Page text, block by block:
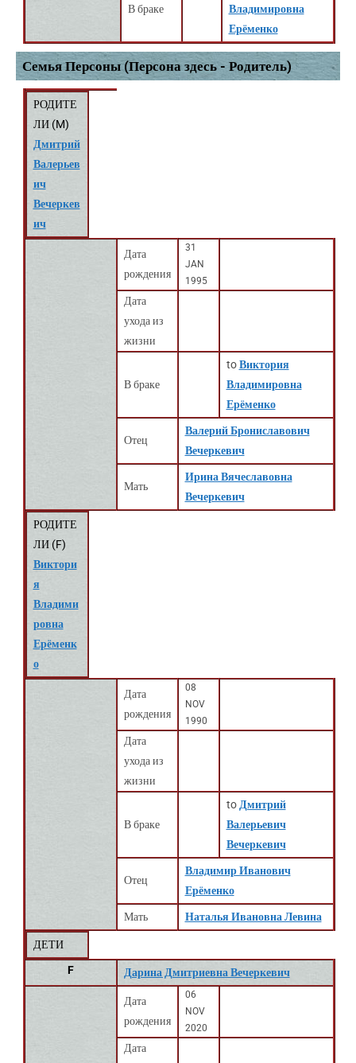
В браке
Владимировна
Ерёменко
Семья Персоны (Персона здесь - Родитель)
РОДИТЕ
ЛИ (M)
Дмитрий
Валерьев
ич
Вечеркев
ич
Дата
рождения
31
JAN
1995
Дата
ухода из
жизни
В браке
toВиктория
Владимировна
Ерёменко
Отец
Валерий Брониславович
Вечеркевич
Мать
Ирина Вячеславовна
Вечеркевич
РОДИТЕ
ЛИ (F)
Виктори
я
Владими
ровна
Ерёменк
о
Дата
рождения
08
NOV
1990
Дата
ухода из
жизни
В браке
to Дмитрий
Валерьевич
Вечеркевич
Отец
Владимир Иванович
Ерёменко
Мать Наталья Ивановна Левина
ДЕТИ
F
Дарина Дмитриевна Вечеркевич
Дата
рождения
06
NOV
2020
Дата